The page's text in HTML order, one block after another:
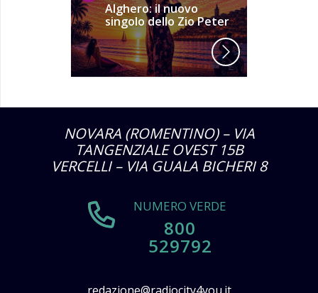
Alghero: il nuovo
singolo dello Zio Peter
NOVARA (ROMENTINO) – VIA
TANGENZIALE OVEST 15B
VERCELLI – VIA GUALA BICHERI 8
NUMERO VERDE
800
529792